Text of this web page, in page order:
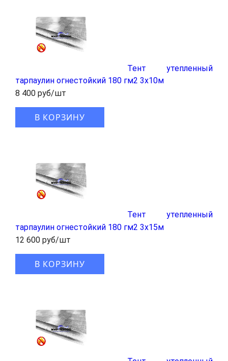
Тент утепленный
тарпаулин огнестойкий 180 гм2 3x10м
8 400 руб/шт
В КОРЗИНУ
Тент утепленный
тарпаулин огнестойкий 180 гм2 3x15м
12 600 руб/шт
В КОРЗИНУ